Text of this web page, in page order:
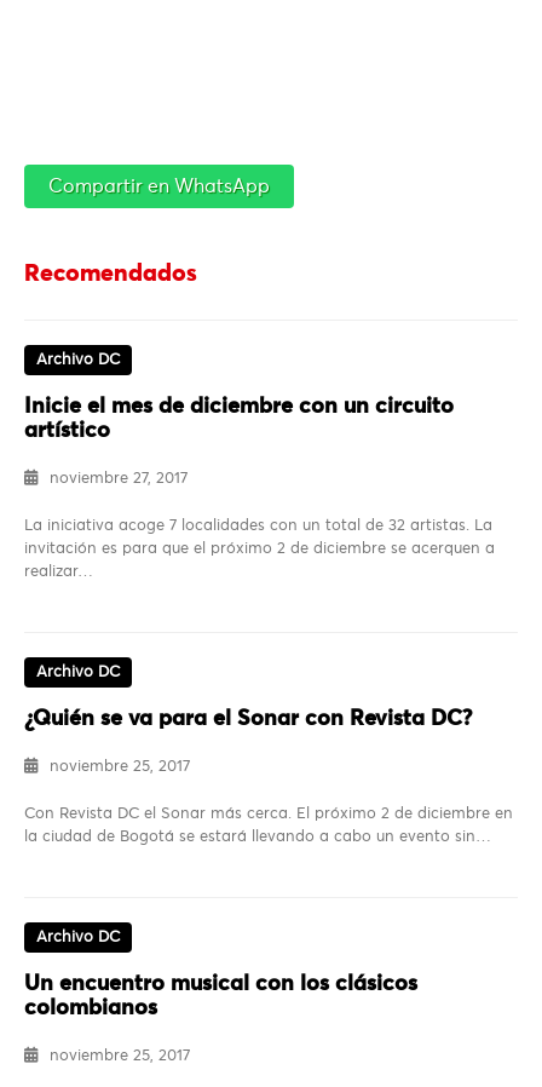
Compartir en WhatsApp
Recomendados
Archivo DC
Inicie el mes de diciembre con un circuito
artístico
noviembre 27, 2017
La iniciativa acoge 7 localidades con un total de 32 artistas. La
invitación es para que el próximo 2 de diciembre se acerquen a
realizar…
Archivo DC
¿Quién se va para el Sonar con Revista DC?
noviembre 25, 2017
Con Revista DC el Sonar más cerca. El próximo 2 de diciembre en
la ciudad de Bogotá se estará llevando a cabo un evento sin…
Archivo DC
Un encuentro musical con los clásicos
colombianos
noviembre 25, 2017